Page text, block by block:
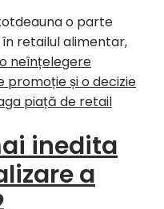
o parte
retailul alimentar,
neînțelegere
promoție și o decizie
piață de retail
inedita
a